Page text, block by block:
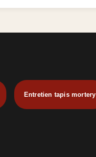
Entretien tapis mortery